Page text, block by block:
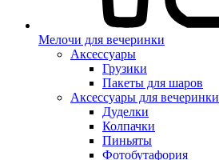
Мелочи для вечеринки
Аксессуары
Грузики
Пакеты для шаров
Аксессуары для вечеринки
Дуделки
Колпачки
Пиньяты
Фотобутафория